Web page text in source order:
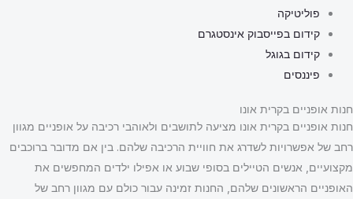
פוליטיקה
קידום בפייסבוק אינסטגרם
קידום בגוגל
פיננסים
חנות אופניים בקרית אונו
חנות אופניים בקרית אונו מציעה לתושבים ולאוהבי רכיבה על אופניים מגוון
רחב של אפשרויות לשדרג את חוויית הרכיבה שלהם. בין אם מדובר ברוכבים
מקצועיים, אנשים הטיילים בסופי שבוע או אפילו ילדים המחפשים את
האופניים הראשונים שלהם, החנות זמינה עבור כולם עם מגוון רחב של